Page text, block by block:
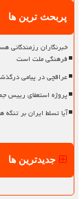
پربحث ترین ها
خبرنگاران رزمندگانی
فرهنگی ملت است
عراقچی در پیامی
پروژه استعفای رییس
آیا تسلط ایران بر
جدیدترین ها